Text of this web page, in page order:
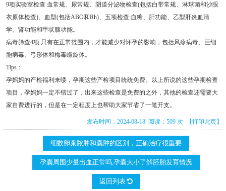
9项实验室检查 血常规、尿常规、阴道分泌物检查(包括白带常规、淋球菌和沙眼
衣原体检查)、血型(包括ABO和Rh)、五项检查:血糖、肝功能、乙型肝炎血清
学、肾功能和甲状腺功能。
病毒筛查4项 只有在正常范围内，才能减少对怀孕的影响，包括风疹病毒、巨细
胞病毒、弓形体和梅毒螺旋体。
Tips：
孕妈妈的产检福利来喽，孕期这些产检项目统统免费。以上所说的这些孕期检查
项目，孕妈妈一定不错过了，出来这些检查是免费的之外，其他的检查还需要大
家自费进行的，但是在一定程度上也帮助大家节省了一笔开支。
发布时间：2024-08-18 阅读：509 次 【打印此页】
细数卵巢脓肿和囊肿的区别，正确治疗很重要
孕囊周围少量出血正常吗,孕囊大小了解胚胎发育情况
返回列表